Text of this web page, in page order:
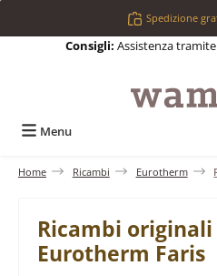
Passa al contenuto principale
Spedizione
Consigli: Assistenza
Menu
Home Ricambi Eurotherm
Ricambi
Eurotherm Faris